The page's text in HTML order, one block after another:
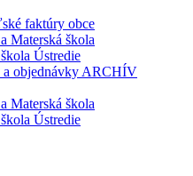
faktúry obce
Materská škola
Ústredie
a objednávky ARCHÍV
Materská škola
Ústredie